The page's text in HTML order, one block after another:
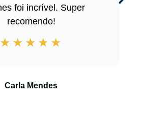
foi incrível. Super
recomendo!
Carla Mendes